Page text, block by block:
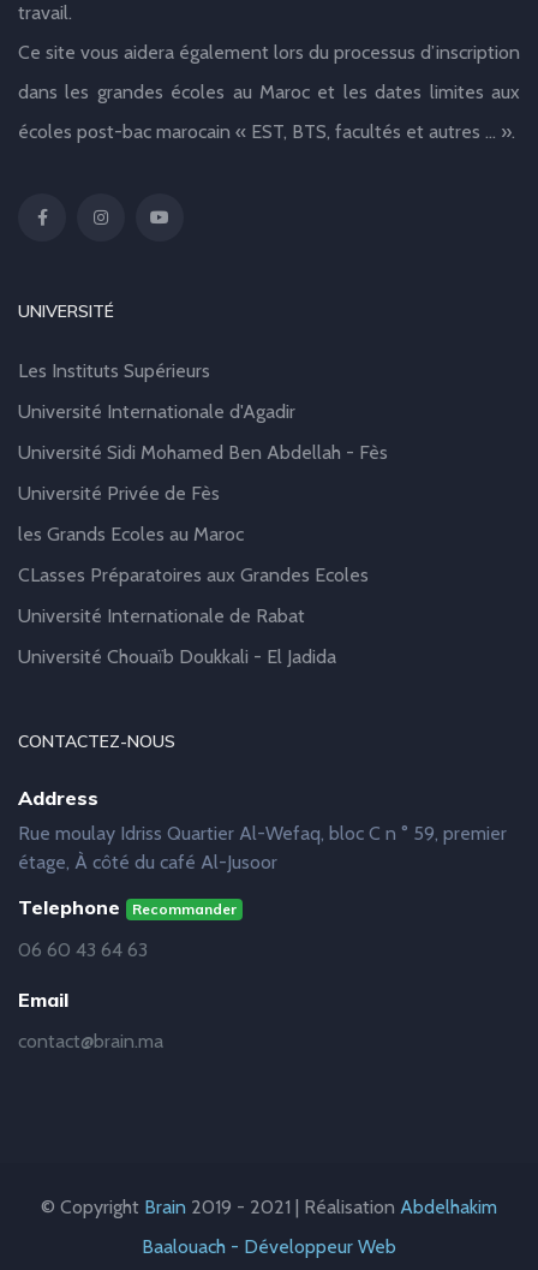
travail.
Ce site vous aidera également lors du processus d’inscription
dans les grandes écoles au Maroc et les dates limites aux
écoles post-bac marocain « EST, BTS, facultés et autres … ».
UNIVERSITÉ
Les Instituts Supérieurs
Université Internationale d'Agadir
Université Sidi Mohamed Ben Abdellah - Fès
Université Privée de Fès
les Grands Ecoles au Maroc
CLasses Préparatoires aux Grandes Ecoles
Université Internationale de Rabat
Université Chouaïb Doukkali - El Jadida
CONTACTEZ-NOUS
Address
Rue moulay Idriss Quartier Al-Wefaq, bloc C n ° 59, premier
étage, À côté du café Al-Jusoor
Telephone Recommander
06 60 43 64 63
Email
contact@brain.ma
© Copyright Brain 2019 - 2021 | Réalisation Abdelhakim
Baalouach - Développeur Web